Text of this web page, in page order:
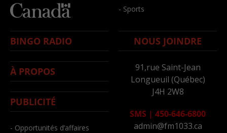
- Sports
BINGO RADIO
À PROPOS
PUBLICITÉ
- Opportunités d’affaires
NOUS JOINDRE
91,rue Saint-Jean
Longueuil (Québec)
J4H 2W8
SMS | 450-646-6800
admin@fm1033.ca